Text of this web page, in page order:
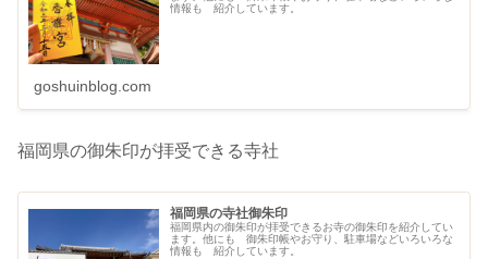
情報も 紹介しています。
goshuinblog.com
福岡県の御朱印が拝受できる寺社
福岡県の寺社御朱印
福岡県内の御朱印が拝受できるお寺の御朱印を紹介してい
ます。他にも 御朱印帳やお守り、駐車場などいろいろな
情報も 紹介しています。